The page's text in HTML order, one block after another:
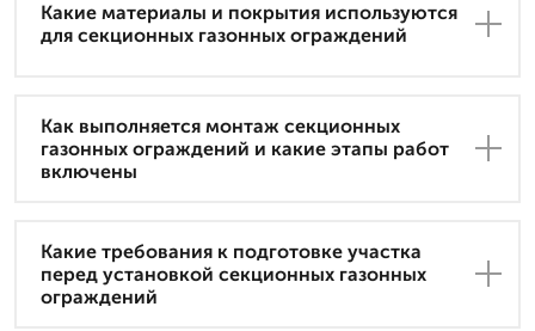
Какие материалы и покрытия используются
для секционных газонных ограждений
Как выполняется монтаж секционных
газонных ограждений и какие этапы работ
включены
Какие требования к подготовке участка
перед установкой секционных газонных
ограждений